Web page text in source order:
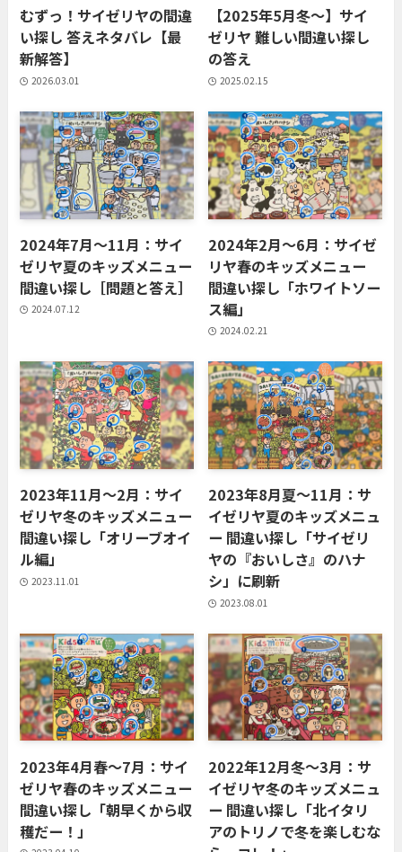
むずっ！サイゼリヤの間違
い探し 答えネタバレ【最
新解答】
2026.03.01
【2025年5月冬〜】サイ
ゼリヤ 難しい間違い探し
の答え
2025.02.15
2024年7月〜11月：サイ
ゼリヤ夏のキッズメニュー
間違い探し［問題と答え］
2024.07.12
2024年2月〜6月：サイゼ
リヤ春のキッズメニュー
間違い探し「ホワイトソー
ス編」
2024.02.21
2023年11月〜2月：サイ
ゼリヤ冬のキッズメニュー
間違い探し「オリーブオイ
ル編」
2023.11.01
2023年8月夏〜11月：サ
イゼリヤ夏のキッズメニュ
ー 間違い探し「サイゼリ
ヤの『おいしさ』のハナ
シ」に刷新
2023.08.01
2023年4月春〜7月：サイ
ゼリヤ春のキッズメニュー
間違い探し「朝早くから収
穫だー！」
2022年12月冬〜3月：サ
イゼリヤ冬のキッズメニュ
ー 間違い探し「北イタリ
アのトリノで冬を楽しむな